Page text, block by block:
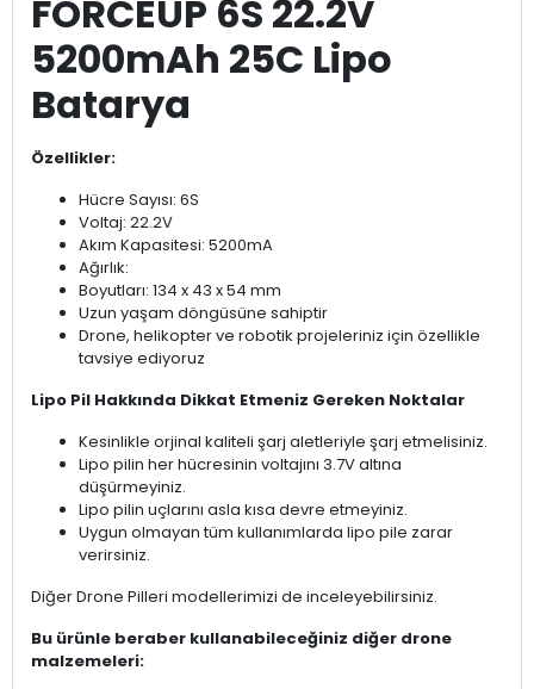
FORCEUP 6S 22.2V
5200mAh 25C Lipo
Batarya
Özellikler:
Hücre Sayısı: 6S
Voltaj: 22.2V
Akım Kapasitesi: 5200mA
Ağırlık:
Boyutları: 134 x 43 x 54 mm
Uzun yaşam döngüsüne sahiptir
Drone, helikopter ve robotik projeleriniz için özellikle
tavsiye ediyoruz
Lipo Pil Hakkında Dikkat Etmeniz Gereken Noktalar
Kesinlikle orjinal kaliteli şarj aletleriyle şarj etmelisiniz.
Lipo pilin her hücresinin voltajını 3.7V altına
düşürmeyiniz.
Lipo pilin uçlarını asla kısa devre etmeyiniz.
Uygun olmayan tüm kullanımlarda lipo pile zarar
verirsiniz.
Diğer Drone Pilleri modellerimizi de inceleyebilirsiniz.
Bu ürünle beraber kullanabileceğiniz diğer drone
malzemeleri: